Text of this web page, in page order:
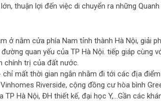
thuận lợi đến việc di chuyển ra những
ở nằm cửa phía Nam tỉnh thành Hà Nội, giải
quan yếu của TP Hà Nội. tiếp giáp cùng
chính trị của đất nước.
chỉ mất thời gian ngắn nhằm đi tới các địa
Riverside, cộng đồng cư hòa bình
TP Hà Nội, ĐH thiết kế, đại học Y,…Gần các